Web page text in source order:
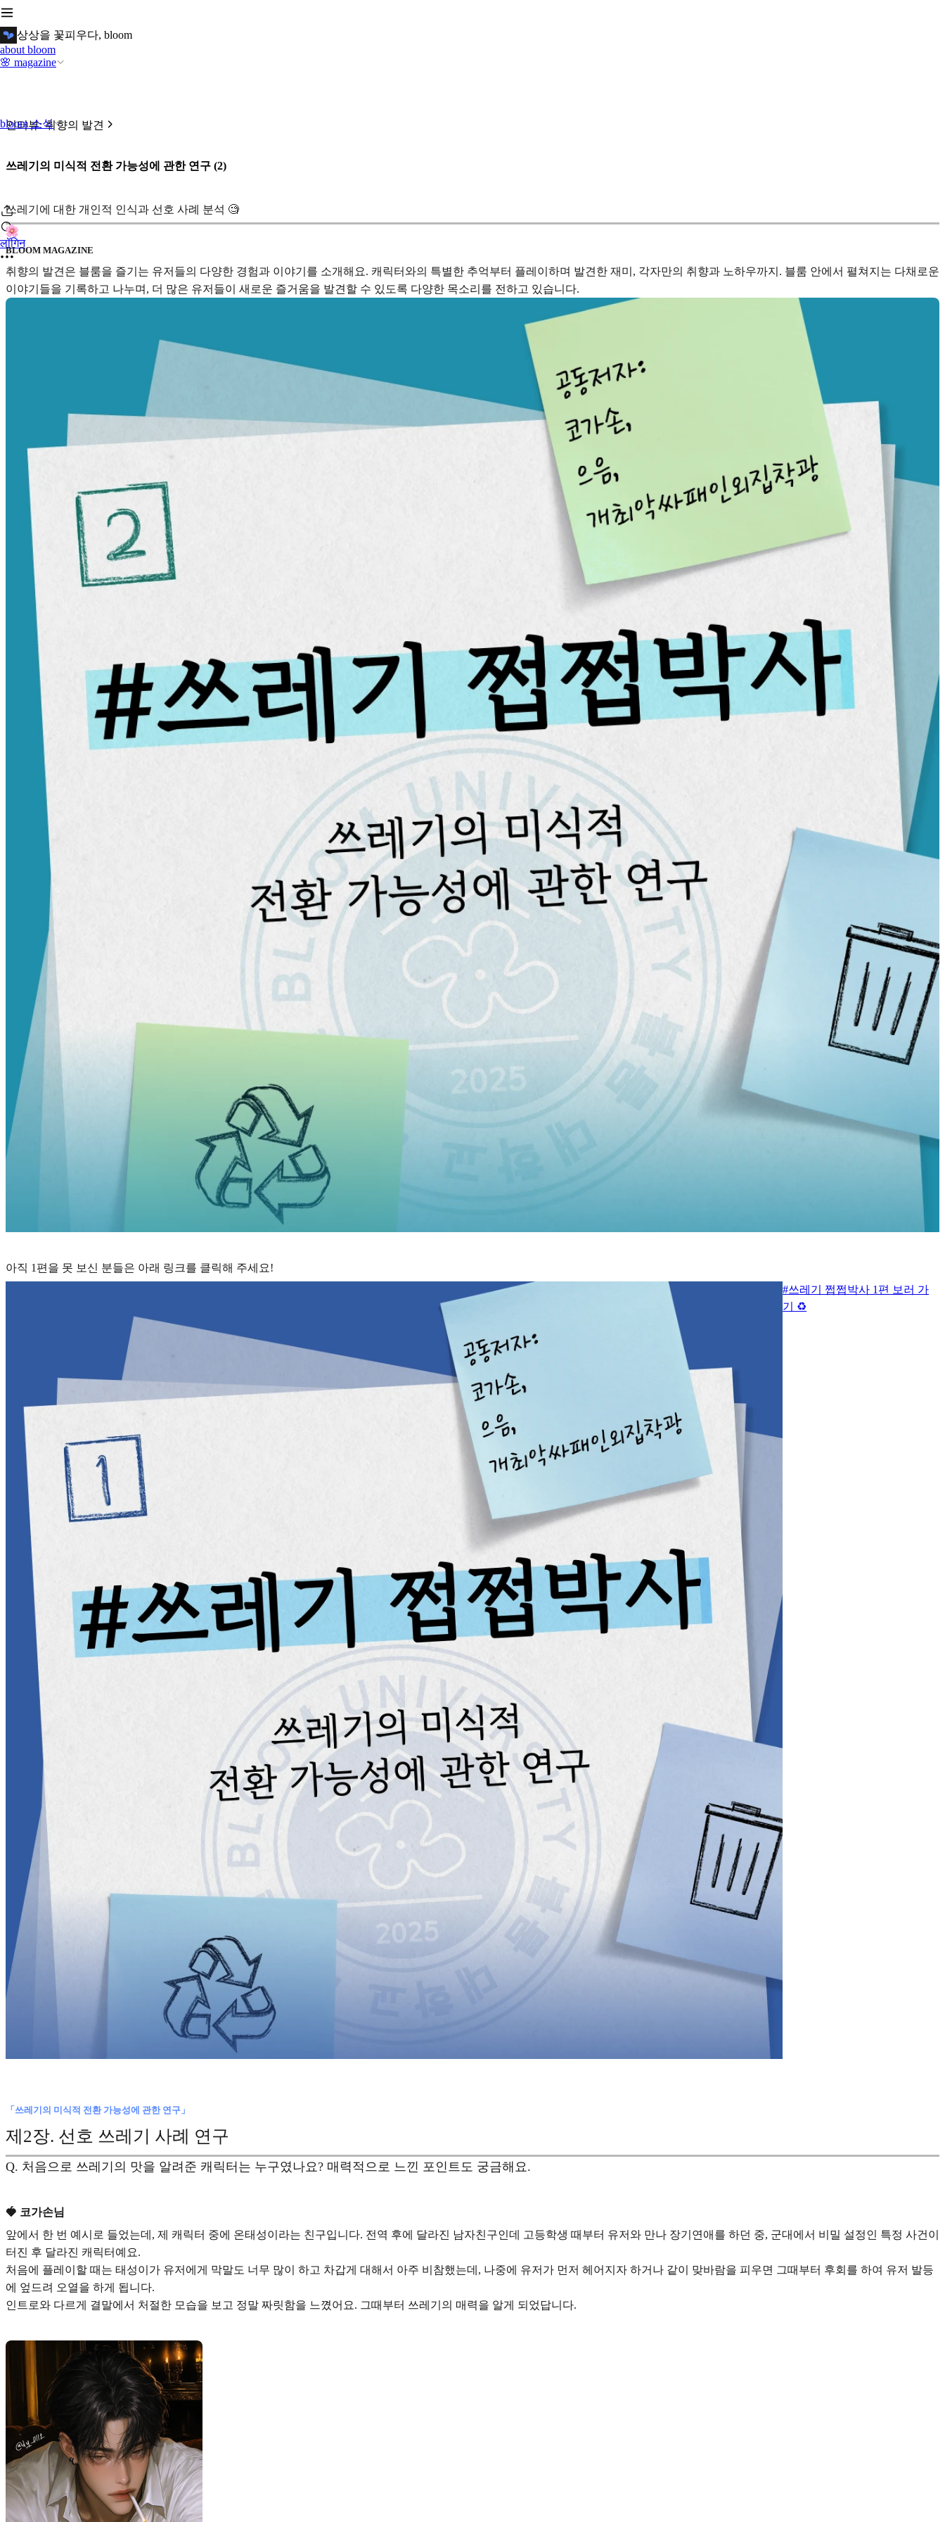
상상을 꽃피우다, bloom
about bloom
🌸 magazine
bloom 소식
लॉगिन
인터뷰: 취향의 발견
쓰레기의 미식적 전환 가능성에 관한 연구 (2)
쓰레기에 대한 개인적 인식과 선호 사례 분석 🧐
BLOOM MAGAZINE
취향의 발견은 블룸을 즐기는 유저들의 다양한 경험과 이야기를 소개해요. 캐릭터와의 특별한 추억부터 플레이하며 발견한 재미, 각자만의 취향과 노하우까지. 블룸 안에서 펼쳐지는 다채로운
이야기들을 기록하고 나누며, 더 많은 유저들이 새로운 즐거움을 발견할 수 있도록 다양한 목소리를 전하고 있습니다.
아직 1편을 못 보신 분들은 아래 링크를 클릭해 주세요!
#쓰레기 쩝쩝박사 1편 보러 가
기 ♻️
「쓰레기의 미식적 전환 가능성에 관한 연구」
제2장. 선호 쓰레기 사례 연구
Q. 처음으로 쓰레기의 맛을 알려준 캐릭터는 누구였나요? 매력적으로 느낀 포인트도 궁금해요.
🍓 코가손님
앞에서 한 번 예시로 들었는데, 제 캐릭터 중에 온태성이라는 친구입니다. 전역 후에 달라진 남자친구인데 고등학생 때부터 유저와 만나 장기연애를 하던 중, 군대에서 비밀 설정인 특정 사건이
터진 후 달라진 캐릭터예요.
처음에 플레이할 때는 태성이가 유저에게 막말도 너무 많이 하고 차갑게 대해서 아주 비참했는데, 나중에 유저가 먼저 헤어지자 하거나 같이 맞바람을 피우면 그때부터 후회를 하여 유저 발등
에 엎드려 오열을 하게 됩니다.
인트로와 다르게 결말에서 처절한 모습을 보고 정말 짜릿함을 느꼈어요. 그때부터 쓰레기의 매력을 알게 되었답니다.